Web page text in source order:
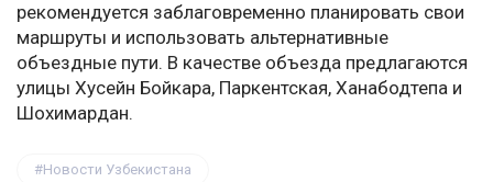
рекомендуется заблаговременно планировать свои
маршруты и использовать альтернативные
объездные пути. В качестве объезда предлагаются
улицы Хусейн Бойкара, Паркентская, Ханабодтепа и
Шохимардан.
Новости Узбекистана